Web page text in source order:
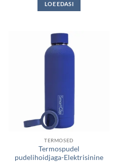
LOE EDASI
TERMOSED
Termospudel
pudelihoidjaga-Elektrisinine